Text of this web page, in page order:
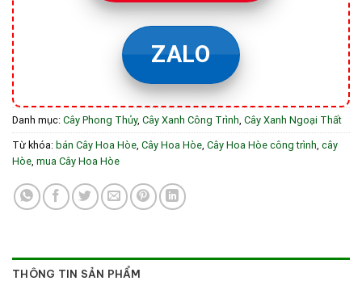
ZALO
Danh mục: Cây Phong Thủy, Cây Xanh Công Trình Cây Xanh Ngoại Thất
Từ khóa: bán Cây Hoa Hòe Cây Hoa Hòe Cây Hoa Hòe công trình cây
Hòe mua Cây Hoa Hòe
THÔNG TIN SẢN PHẨM